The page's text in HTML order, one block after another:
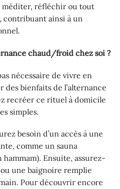
méditer, réfléchir ou tout
contribuant ainsi à un
chaud/froid chez soi ?
nécessaire de vivre en
bienfaits de l’alternance
recréer ce rituel à domicile
simples.
besoin d’un accès à une
comme un sauna
Ensuite, assurez-
une baignoire remplie
Pour découvrir encore